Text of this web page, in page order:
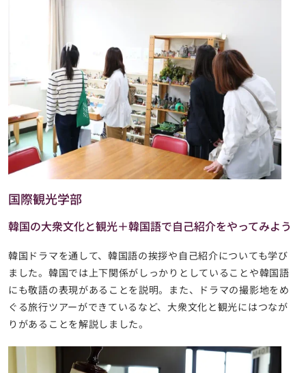
国際観光学部
韓国の大衆文化と観光＋韓国語で自己紹介をやってみよう
韓国ドラマを通して、韓国語の挨拶や自己紹介についても学び
ました。韓国では上下関係がしっかりとしていることや韓国語
にも敬語の表現があることを説明。また、ドラマの撮影地をめ
ぐる旅行ツアーができているなど、大衆文化と観光にはつなが
りがあることを解説しました。